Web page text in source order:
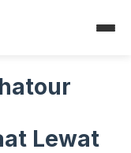
Lewat